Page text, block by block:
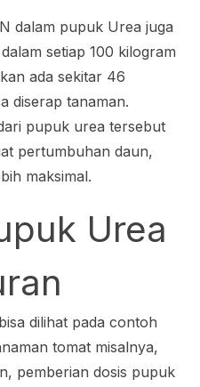
dalam pupuk Urea juga
setiap 100 kilogram
ada sekitar 46
diserap tanaman.
pupuk urea tersebut
pertumbuhan daun,
maksimal.
Urea
dilihat pada contoh
tomat misalnya,
pemberian dosis pupuk